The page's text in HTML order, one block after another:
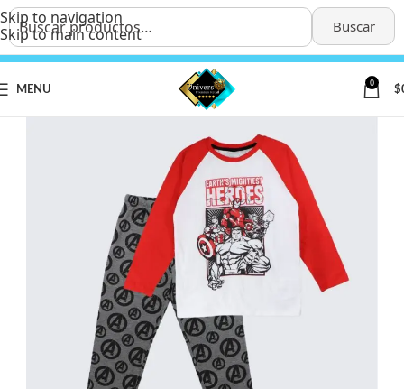
Buscar
Skip to navigation
Skip to main content
MENU
0
$